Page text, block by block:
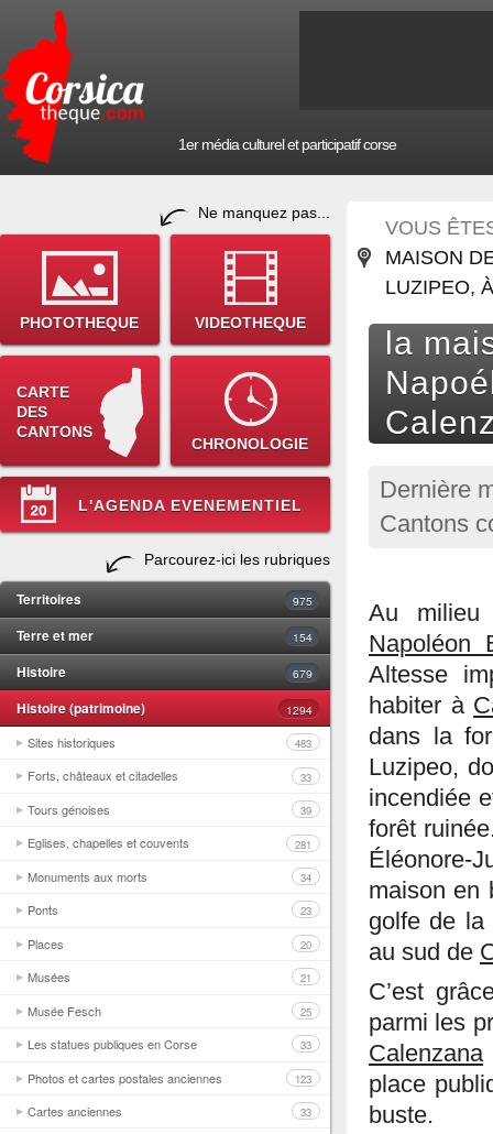
1er média culturel et participatif corse
Ne manquez pas...
PHOTOTHEQUE VIDEOTHEQUE
CARTE
DES
CANTONS
CHRONOLOGIE
L'AGENDA EVENEMENTIEL
Parcourez-ici les rubriques
Territoires 975
Terre et mer 154
Histoire 679
Histoire (patrimoine) 1294
Sites historiques 483
Forts, châteaux et citadelles 33
Tours génoises 39
Eglises, chapelles et couvents 281
Monuments aux morts 34
Ponts 23
Places 20
Musées 21
Musée Fesch 25
Les statues publiques en Corse 33
Photos et cartes postales anciennes 123
Cartes anciennes 33
VOUS
MAISON
LUZIPEO,
la
Dernière
Cantons
Au
Napoléon
Altesse
habiter à
dans la
Luzipeo,
incendiée
forêt
Éléonore-
maison en
golfe de la
au sud de
C’est
parmi les
Calenzana
place
buste.